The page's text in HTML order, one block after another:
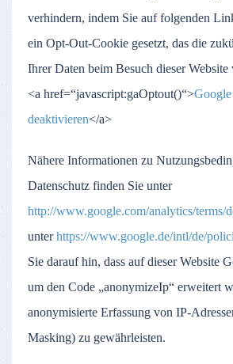
verhindern, indem Sie auf folgenden
ein Opt-Out-Cookie gesetzt, das die
Ihrer Daten beim Besuch dieser Website
<a href=“javascript:gaOptout()“>
deaktivieren</a>
Nähere Informationen zu
Datenschutz finden Sie unter
http://www.google.com/analytics/terms/
unterhttps://www.google.de/intl/de/
Sie darauf hin, dass auf dieser Website
um den Code „anonymizeIp“ erweitert
anonymisierte Erfassung von IP-
Masking) zu gewährleisten.